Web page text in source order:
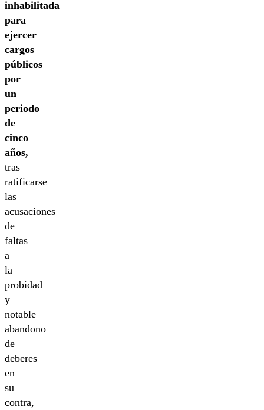
inhabilitada
para
ejercer
cargos
públicos
por
un
periodo
de
cinco
años,
tras
ratificarse
las
acusaciones
de
faltas
a
la
probidad
y
notable
abandono
de
deberes
en
su
contra,